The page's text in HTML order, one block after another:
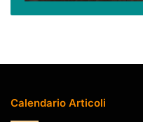
Calendario Articoli